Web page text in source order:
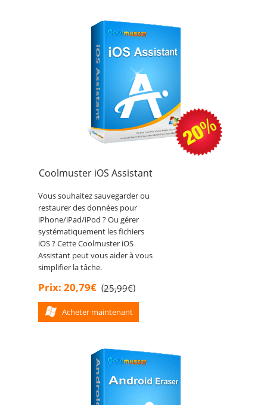
Coolmuster iOS Assistant
Vous souhaitez sauvegarder ou
restaurer des données pour
iPhone/iPad/iPod ? Ou gérer
systématiquement les fichiers
iOS ? Cette Coolmuster iOS
Assistant peut vous aider à vous
simplifier la tâche.
Prix: 20,79€ (25,99€)
Acheter maintenant